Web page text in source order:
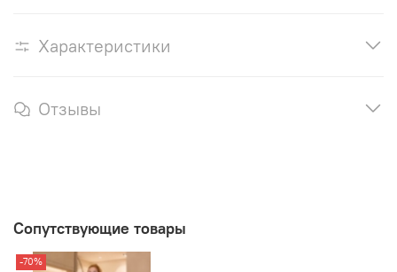
Характеристики
Отзывы
Сопутствующие товары
-70%